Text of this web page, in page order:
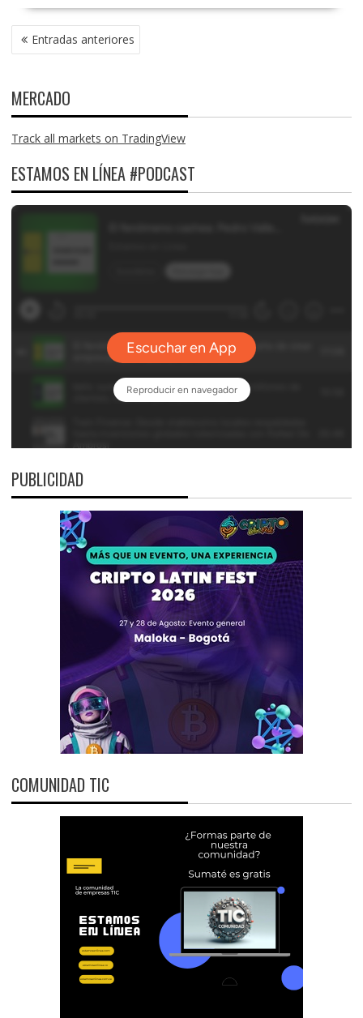
NAVEGACIÓN
DE Entradas anteriores
MERCADO
Track all markets on TradingView
ESTAMOS EN LÍNEA #PODCAST
PUBLICIDAD
COMUNIDAD TIC